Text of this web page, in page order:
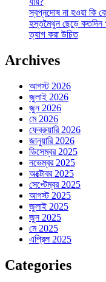
স্বপ্নদোষ না হওয়া কি
হস্তমৈথুন ছেড়ে কতদিন
ত্যাগ করা উচিত
Archives
আগস্ট 2026
জুলাই 2026
জুন 2026
মে 2026
ফেব্রুয়ারি 2026
জানুয়ারি 2026
ডিসেম্বর 2025
নভেম্বর 2025
অক্টোবর 2025
সেপ্টেম্বর 2025
আগস্ট 2025
জুলাই 2025
জুন 2025
মে 2025
এপ্রিল 2025
Categories